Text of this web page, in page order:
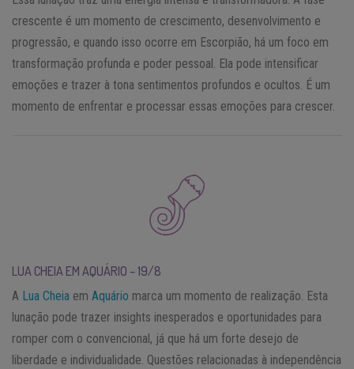
crescente é um momento de crescimento, desenvolvimento e
progressão, e quando isso ocorre em Escorpião, há um foco em
transformação profunda e poder pessoal. Ela pode intensificar
emoções e trazer à tona sentimentos profundos e ocultos. É um
momento de enfrentar e processar essas emoções para crescer.
LUA CHEIA EM AQUÁRIO – 19/8
A Lua Cheia em Aquário marca um momento de realização. Esta
lunação pode trazer insights inesperados e oportunidades para
romper com o convencional, já que há um forte desejo de
liberdade e individualidade. Questões relacionadas à independência